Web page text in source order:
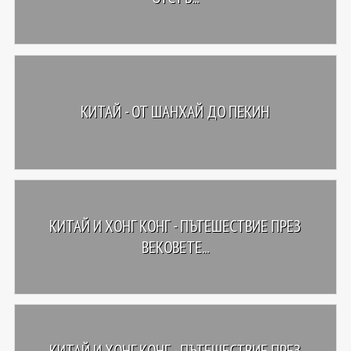
КИТАЙ - ОТ ШАНХАЙ ДО ПЕКИН
КИТАЙ И ХОНГ КОНГ - ПЪТЕШЕСТВИЕ ПРЕЗ
ВЕКОВЕТЕ...